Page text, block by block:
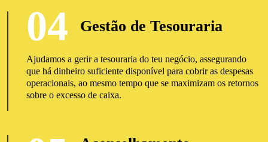
04 Gestão de Tesouraria
Ajudamos a gerir a tesouraria do teu negócio, assegurando
que há dinheiro suficiente disponível para cobrir as despesas
operacionais, ao mesmo tempo que se maximizam os retornos
sobre o excesso de caixa.